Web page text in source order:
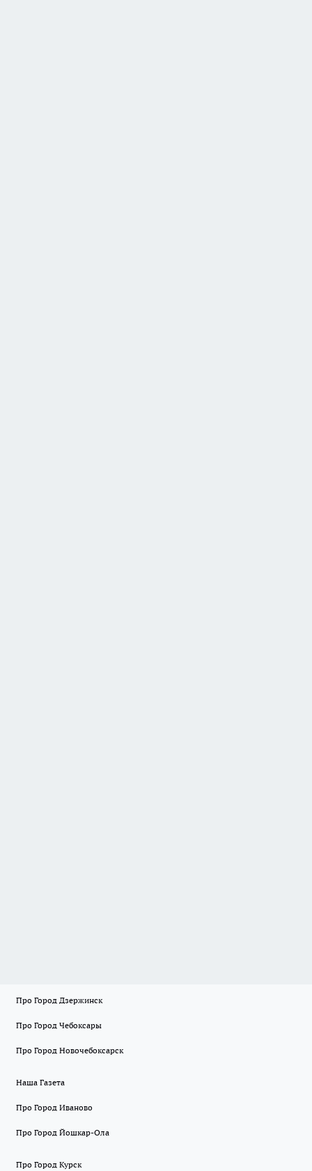
Про Город Дзержинск
Про Город Чебоксары
Про Город Новочебоксарск
Наша Газета
Про Город Иваново
Про Город Йошкар-Ола
Про Город Курск